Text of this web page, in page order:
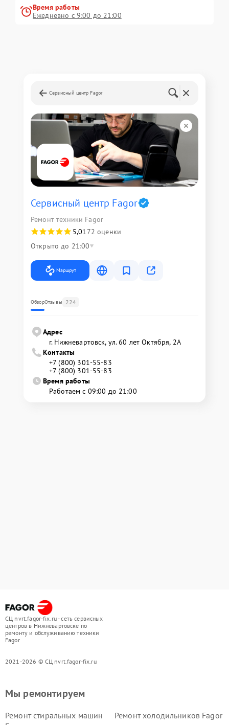
Время работы
Ежедневно с 9:00 до 21:00
Сервисный центр Fagor
Сервисный центр Fagor
Ремонт техники Fagor
5,0172 оценки
Открыто до 21:00
Маршрут
ОбзорОтзывы 224
Адрес
г. Нижневартовск, ул. 60 лет Октября, 2А
Контакты
+7 (800) 301-55-83
+7 (800) 301-55-83
Время работы
Работаем с 09:00 до 21:00
СЦ nvrt.fagor-fix.ru - сеть сервисных
центров в Нижневартовске по
ремонту и обслуживанию техники
Fagor
2021-2026 © СЦ nvrt.fagor-fix.ru
Мы ремонтируем
Ремонт стиральных машин
Ремонт холодильников Fagor